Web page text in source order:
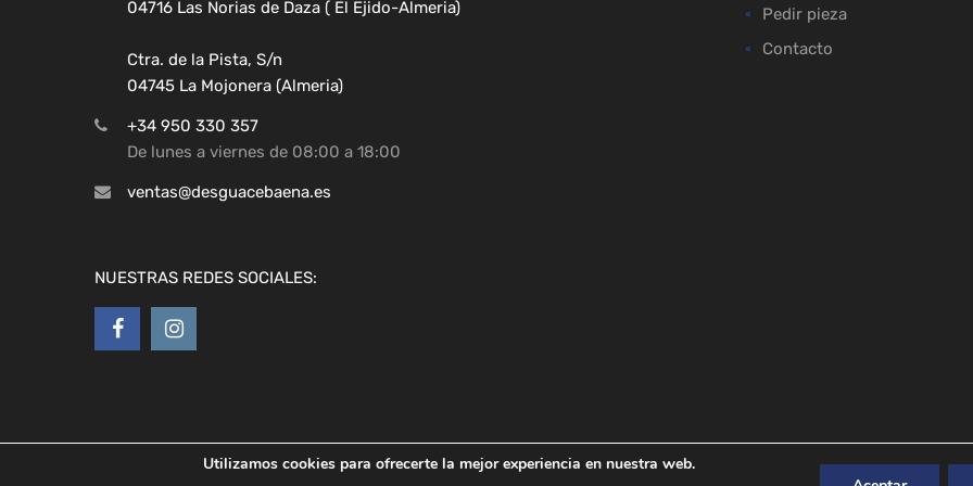
04716 Las Norias de Daza ( El Ejido-Almeria)
Ctra. de la Pista, S/n
04745 La Mojonera (Almeria)
+34 950 330 357
De lunes a viernes de 08:00 a 18:00
ventas@desguacebaena.es
NUESTRAS REDES SOCIALES:
Pedir pieza
Contacto
Utilizamos cookies para ofrecerte la mejor experiencia en nuestra web.